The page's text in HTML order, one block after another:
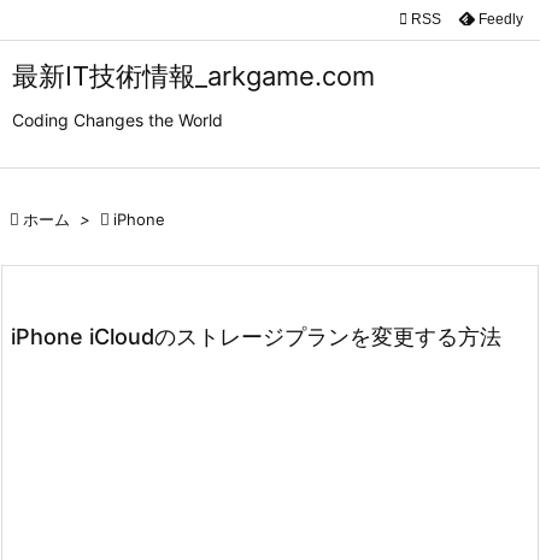
最新IT技術情報_arkgame.com
Coding Changes the World


検索
 RSS Feedly
 ホーム >  iPhone
iPhone iCloudのストレージプランを変更する方法